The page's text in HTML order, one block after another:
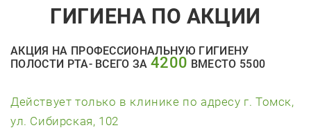
ГИГИЕНА ПО АКЦИИ
АКЦИЯ НА ПРОФЕССИОНАЛЬНУЮ ГИГИЕНУ
ПОЛОСТИ РТА- ВСЕГО ЗА4200 ВМЕСТО 5500
Действует только в клинике по адресу г. Томск,
ул. Сибирская, 102